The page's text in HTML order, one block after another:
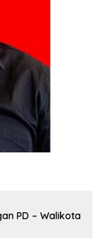
PD – Walikota